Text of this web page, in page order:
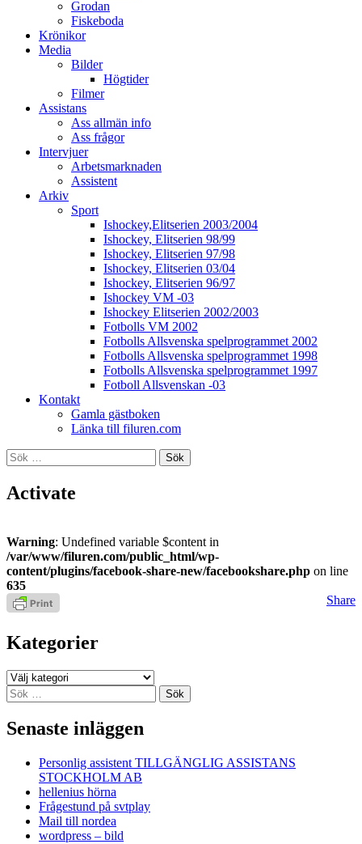
Grodan
Fiskeboda
Krönikor
Media
Bilder
Högtider
Filmer
Assistans
Ass allmän info
Ass frågor
Intervjuer
Arbetsmarknaden
Assistent
Arkiv
Sport
Ishockey,Elitserien 2003/2004
Ishockey, Elitserien 98/99
Ishockey, Elitserien 97/98
Ishockey, Elitserien 03/04
Ishockey, Elitserien 96/97
Ishockey VM -03
Ishockey Elitserien 2002/2003
Fotbolls VM 2002
Fotbolls Allsvenska spelprogrammet 2002
Fotbolls Allsvenska spelprogrammet 1998
Fotbolls Allsvenska spelprogrammet 1997
Fotboll Allsvenskan -03
Kontakt
Gamla gästboken
Länka till filuren.com
Sök
efter:
Activate
Warning: Undefined variable $content in
/var/www/filuren.com/public_html/wp-
content/plugins/facebook-share-new/facebookshare.php on line
635
Share
Kategorier
Kategorier
Sök
efter:
Senaste inläggen
Personlig assistent TILLGÄNGLIG ASSISTANS
STOCKHOLM AB
hellenius hörna
Frågestund på svtplay
Mail till nordea
wordpress – bild